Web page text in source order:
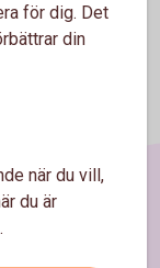
för dig. Det
din
när du vill,
du är
.